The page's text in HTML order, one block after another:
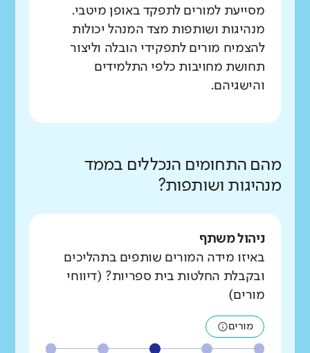
מסייעת למורים לתפקד באופן מיטבי.
מנהיגות ושותפות מצד המנהל יכולות
להצמיח מורים לתפקידי הובלה וליצור
תחושת מחויבות כלפי התלמידים
והישגיהם.
מהם התחומים הנכללים בממד
מנהיגות ושותפות?
ניהול משתף
באיזו מידה המורים שותפים בתהליכים
ובקבלת החלטות בית ספריות? (דיווחי
מורים)
מורים